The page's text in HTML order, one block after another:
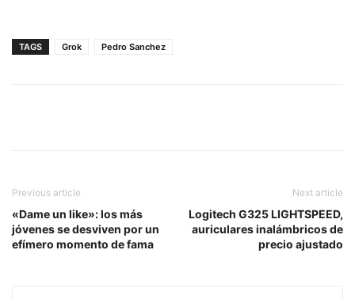
TAGS Grok Pedro Sanchez
Previous article
«Dame un like»: los más
jóvenes se desviven por un
efímero momento de fama
Next article
Logitech G325 LIGHTSPEED,
auriculares inalámbricos de
precio ajustado